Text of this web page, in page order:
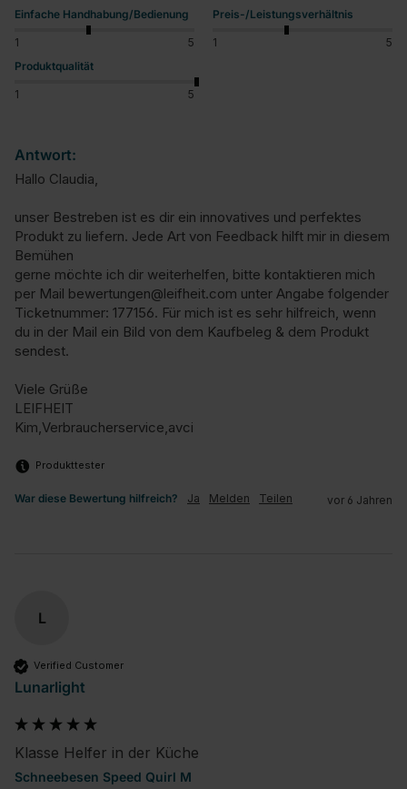
Einfache Handhabung/Bedienung
1 5
Preis-/Leistungsverhältnis
1
5
Produktqualität
1 5
Antwort:
Hallo Claudia,
unser Bestreben ist es dir ein innovatives und perfektes
Produkt zu liefern. Jede Art von Feedback hilft mir in diesem
Bemühen
gerne möchte ich dir weiterhelfen, bitte kontaktieren mich
per Mail bewertungen@leifheit.com unter Angabe folgender
Ticketnummer: 177156. Für mich ist es sehr hilfreich, wenn
du in der Mail ein Bild von dem Kaufbeleg & dem Produkt
sendest.
Viele Grüße
LEIFHEIT
Kim,Verbraucherservice,avci
Produkttester
War diese Bewertung hilfreich? Ja Melden Teilen vor 6 Jahren
L
Verified Customer
Lunarlight
Klasse Helfer in der Küche
Schneebesen Speed Quirl M